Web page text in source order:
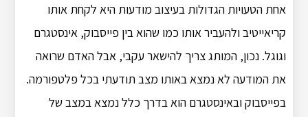
אחת הטעויות הגדולות בעיצוב מודעות היא לקחת אותו
קריאייטיב ולהעביר אותו כמו שהוא בין פייסבוק, אינסטגרם
וגוגל. נכון, המותג צריך להישאר עקבי, אבל האדם שרואה
את המודעה לא נמצא באותו מצב תודעתי בכל פלטפורמה.
בפייסבוק ובאינסטגרם הוא בדרך כלל נמצא במצב של